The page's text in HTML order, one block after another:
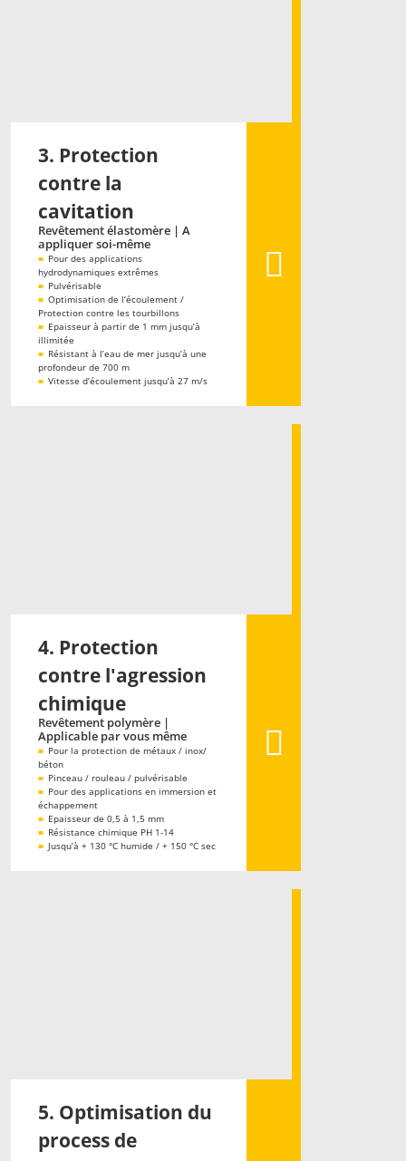
3. Protection
contre la
cavitation
Revêtement élastomère | A
appliquer soi-même
■ Pour des applications
hydrodynamiques extrêmes
■ Pulvérisable
■ Optimisation de l’écoulement /
Protection contre les tourbillons
■ Epaisseur à partir de 1 mm jusqu’à
illimitée
■ Résistant à l’eau de mer jusqu’à une
profondeur de 700 m
■ Vitesse d’écoulement jusqu’à 27 m/s
4. Protection
contre l'agression
chimique
Revêtement polymère |
Applicable par vous même
■ Pour la protection de métaux / inox/
béton
■ Pinceau / rouleau / pulvérisable
■ Pour des applications en immersion et
échappement
■ Epaisseur de 0,5 à 1,5 mm
■ Résistance chimique PH 1-14
■ Jusqu’à + 130 °C humide / + 150 °C sec
5. Optimisation du
process de